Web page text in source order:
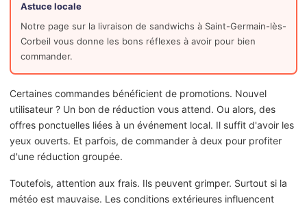
Astuce locale
Notre page sur la livraison de sandwichs à Saint-Germain-lès-
Corbeil vous donne les bons réflexes à avoir pour bien
commander.
Certaines commandes bénéficient de promotions. Nouvel
utilisateur ? Un bon de réduction vous attend. Ou alors, des
offres ponctuelles liées à un événement local. Il suffit d'avoir les
yeux ouverts. Et parfois, de commander à deux pour profiter
d'une réduction groupée.
Toutefois, attention aux frais. Ils peuvent grimper. Surtout si la
météo est mauvaise. Les conditions extérieures influencent